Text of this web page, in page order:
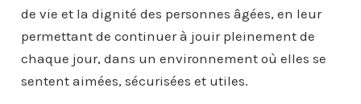
de vie et la dignité des personnes âgées, en leur
permettant de continuer à jouir pleinement de
chaque jour, dans un environnement où elles se
sentent aimées, sécurisées et utiles.